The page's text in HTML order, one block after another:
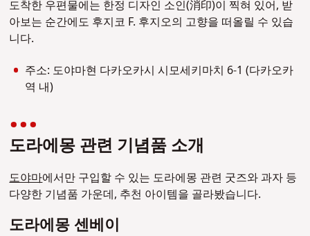
도착한 우편물에는 한정 디자인 소인(消印)이 찍혀 있어, 받
아보는 순간에도 후지코 F. 후지오의 고향을 떠올릴 수 있습
니다.
주소: 도야마현 다카오카시 시모세키마치 6-1 (다카오카
역 내)
도라에몽 관련 기념품 소개
도야마에서만 구입할 수 있는 도라에몽 관련 굿즈와 과자 등
다양한 기념품 가운데, 추천 아이템을 골라봤습니다.
도라에몽 센베이